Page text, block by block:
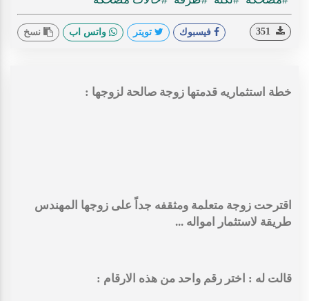
فيسبوك تويتر واتس اب نسخ
خطة استثماريه قدمتها زوجة صالحة لزوجها :
اقترحت زوجة متعلمة ومثقفه جداً على زوجها المهندس
طريقة لاستثمار امواله ...
قالت له : اختر رقم واحد من هذه الارقام :